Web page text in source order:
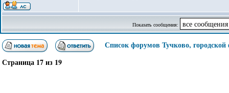
Показать сообщения:
Список форумов Тучково,
Страница 17из 19